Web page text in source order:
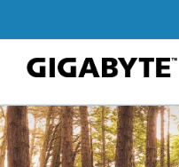
to
content